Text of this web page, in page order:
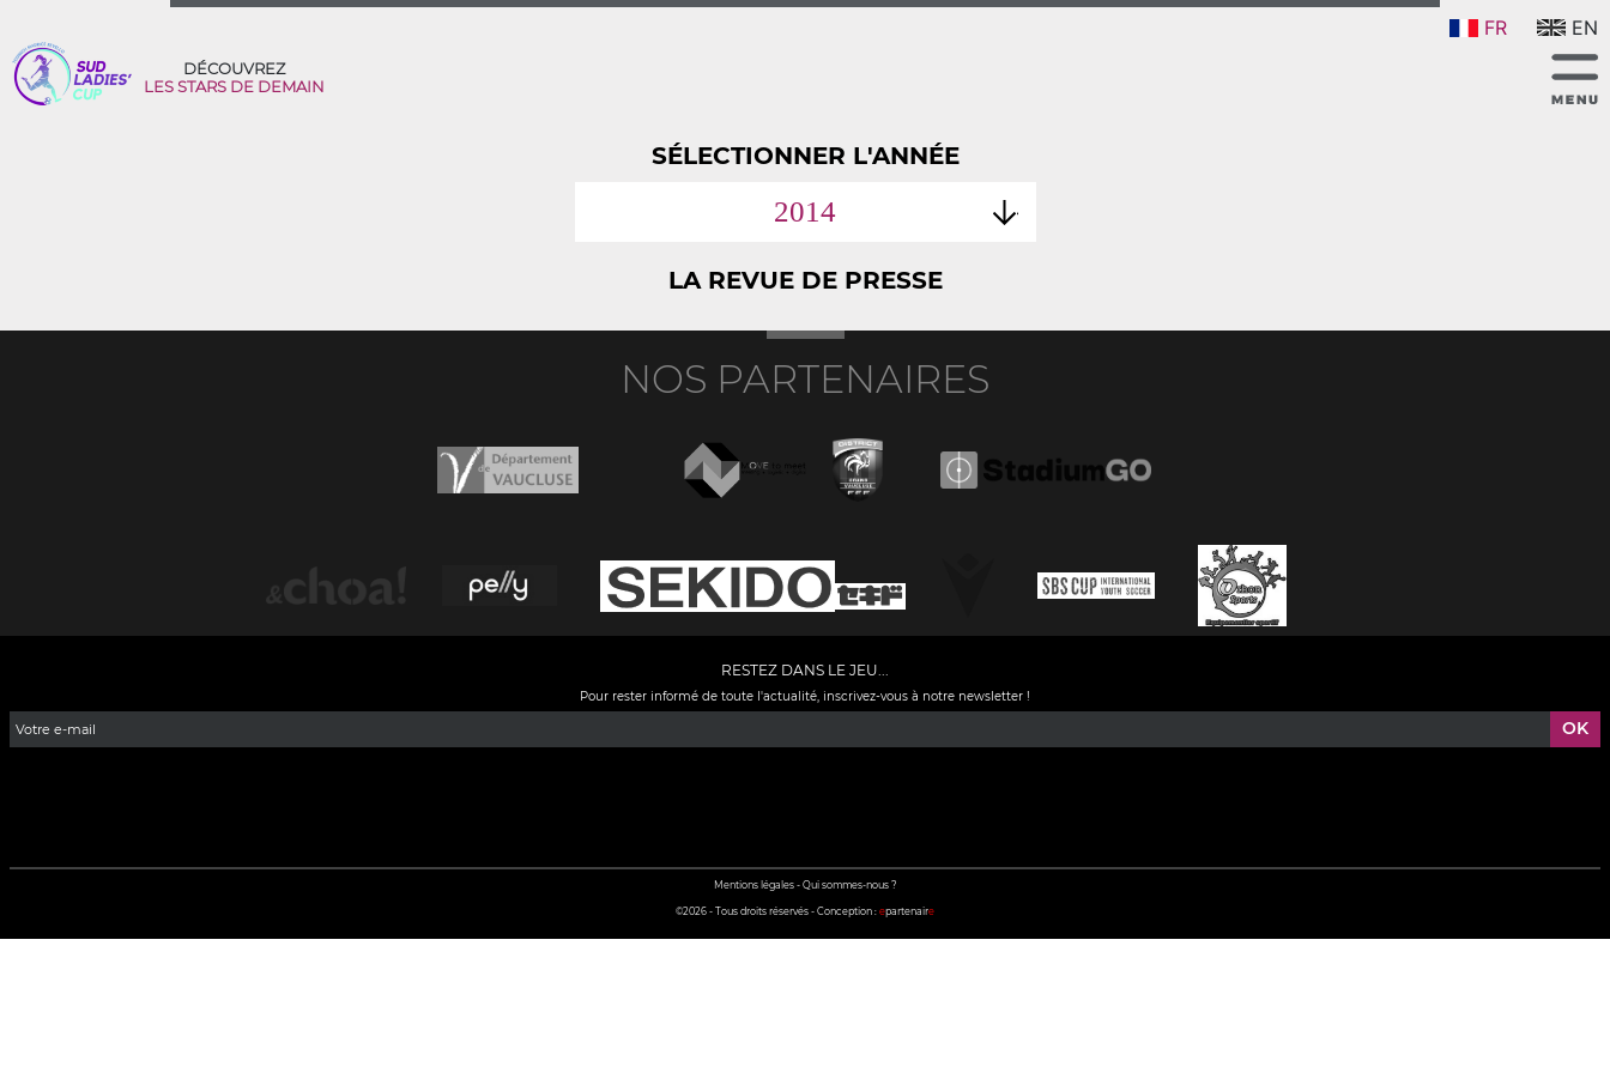
FR EN
DÉCOUVREZ
LES STARS DE DEMAIN
SÉLECTIONNER L'ANNÉE
2014
LA REVUE DE PRESSE
NOS PARTENAIRES
RESTEZ DANS LE JEU...
Pour rester informé de toute l'actualité, inscrivez-vous à notre newsletter !
Mentions légales- Qui sommes-nous ?
©2026 - Tous droits réservés - Conception : epartenaire